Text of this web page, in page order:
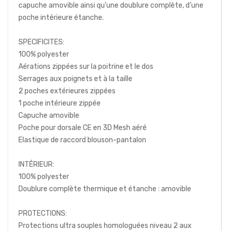
capuche amovible ainsi qu’une doublure complète, d’une
poche intérieure étanche.
SPECIFICITES:
100% polyester
Aérations zippées sur la poitrine et le dos
Serrages aux poignets et à la taille
2 poches extérieures zippées
1 poche intérieure zippée
Capuche amovible
Poche pour dorsale CE en 3D Mesh aéré
Elastique de raccord blouson-pantalon
INTÉRIEUR:
100% polyester
Doublure complète thermique et étanche : amovible
PROTECTIONS:
Protections ultra souples homologuées niveau 2 aux